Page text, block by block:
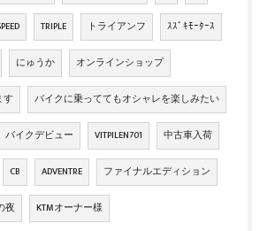
TRIPLE トライアンフ ｽｽﾞｷﾓｰﾀｰｽ
にゅうか オンラインショップ
す バイクに乗っててもオシャレを楽しみたい
バイクデビュー VITPILEN701 中古車入荷
CB ADVENTRE ファイナルエディション
夜 KTMオーナー様